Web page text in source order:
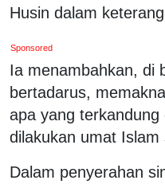
Husin dalam
Sponsored
Ia menambahkan, di
bertadarus,
apa yang terkandung
dilakukan umat Islam
Dalam penyerahan